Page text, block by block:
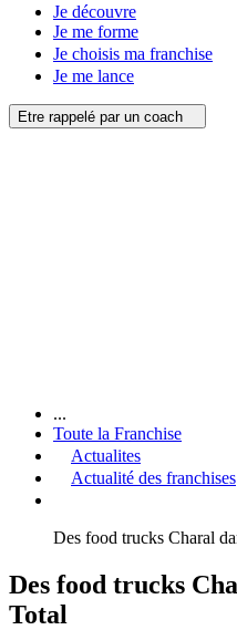
Je découvre
Je me forme
Je choisis ma franchise
Je me lance
Etre rappelé par un coach
...
Toute la Franchise
Actualites
Actualité des franchises
Des food trucks Charal
Des food trucks
Total